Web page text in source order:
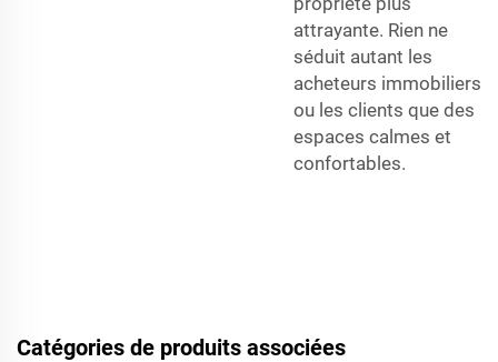
attrayante. Rien ne
séduit autant les
acheteurs immobiliers
ou les clients que des
espaces calmes et
confortables.
Catégories de produits associées